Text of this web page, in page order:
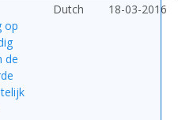
op
de
Dutch 18-03-2016